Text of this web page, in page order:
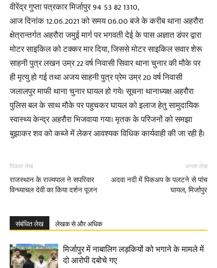
वीरेंद्र गुप्ता पत्रकार मिर्जापुर 94 53 82 1310,
आज दिनांक 12.06.2021 को समय 06.00 बजे के करीब थाना अहरौरा
क्षेत्रान्तर्गत अहरौरा जमुई मार्ग पर भगवती देई के पास अज्ञात डंपर द्वारा
मोटर साइकिल को टक्कर मार दिया, जिससे मोटर साइकिल सवार शेरू
साहनी पुत्र लखन उम्र 22 वर्ष निवासी सिवार थाना चुनार की मौके पर
ही मृत्यु हो गई तथा अजय साहनी पुत्र प्रेम उम्र 20 वर्ष निवासी
जलालपुर माफी थाना चुनार घायल हो गये। सूचना थानाध्यक्ष अहरौरा
पुलिस बल के साथ मौके पर पहुचकर घायल को इलाज हेतु सामुदायिक
स्वास्थ्य केन्द्र अहरौरा भिजवाया गया। मृतक के परिजनों को समझा
बुझाकर शव को कब्जे में लेकर आवश्यक विधिक कार्यवाही की जा रही है।
पिछला लेख
राजस्थान के राज्यपाल ने सपरिवार
विन्ध्याचल देवी का किया दर्शन पूजन
अगला लेख
अदवा नदी में पिकअप के पलटने से पांच
घायल, मिर्जापुर
संबंधित लेख लेखक से और अधिक
मिर्जापुर में नाबालिग लड़कियों को भगाने के मामले में
दो आरोपी दबोचे गए